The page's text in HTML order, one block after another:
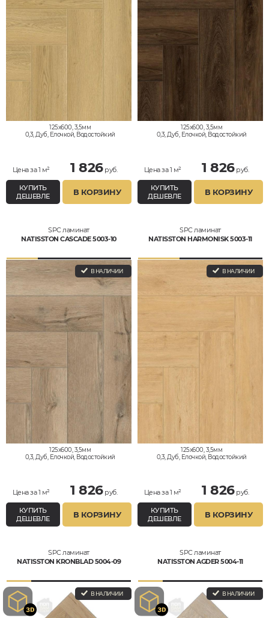
125x600, 3,5мм
0,3, Дуб, Елочкой, Водостойкий
Цена за 1 м² 1 826руб.
КУПИТЬ
ДЕШЕВЛЕ
В КОРЗИНУ
125x600, 3,5мм
0,3, Дуб, Елочкой, Водостойкий
Цена за 1 м² 1 826руб.
КУПИТЬ
ДЕШЕВЛЕ
В КОРЗИНУ
SPC ламинат
NATISSTON CASCADE 5003-10
В НАЛИЧИИ
125x600, 3,5мм
0,3, Дуб, Елочкой, Водостойкий
Цена за 1 м² 1 826руб.
КУПИТЬ
ДЕШЕВЛЕ
В КОРЗИНУ
SPC ламинат
NATISSTON HARMONISK 5003-11
В НАЛИЧИИ
125x600, 3,5мм
0,3, Дуб, Елочкой, Водостойкий
Цена за 1 м² 1 826руб.
КУПИТЬ
ДЕШЕВЛЕ
В КОРЗИНУ
SPC ламинат
NATISSTON KRONBLAD 5004-09
В НАЛИЧИИ
SPC ламинат
NATISSTON AGDER 5004-11
В НАЛИЧИИ